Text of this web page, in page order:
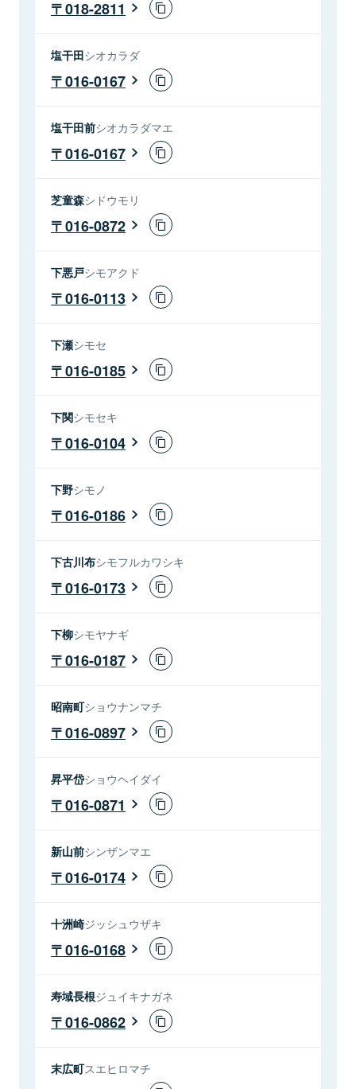
018-2811
塩干田シオカラダ
016-0167
塩干田前シオカラダマエ
016-0167
芝童森シドウモリ
016-0872
下悪戸シモアクド
016-0113
下瀬シモセ
016-0185
下関シモセキ
016-0104
下野シモノ
016-0186
下古川布シモフルカワシキ
016-0173
下柳シモヤナギ
016-0187
昭南町ショウナンマチ
016-0897
昇平岱ショウヘイダイ
016-0871
新山前シンザンマエ
016-0174
十洲崎ジッシュウザキ
016-0168
寿域長根ジュイキナガネ
016-0862
末広町スエヒロマチ